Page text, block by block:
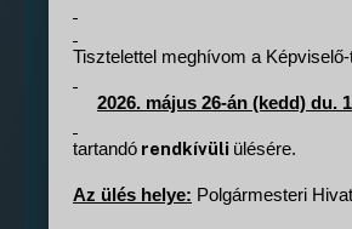
Tisztelettel meghívom a
2026. május 26-án (kedd) du.
tartandó rendkívüli ülésére.
Az ülés helye: Polgármesteri